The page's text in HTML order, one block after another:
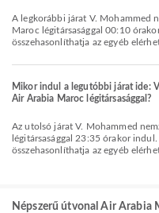
A legkorábbi járat V. Mohammed nemzetközi repülőtér felé a Air Arabia
Maroc légitársasággal 00:10
összehasonlíthatja az egyéb
Mikor indul a legutóbbi járat ide:
Air Arabia Maroc légitársasággal?
Az utolsó járat V. Mohammed nemzetközi repülőtér felé a Air Arabia Maroc
légitársasággal 23:35 órakor
összehasonlíthatja az egyéb
Népszerű útvonal Air Arabia